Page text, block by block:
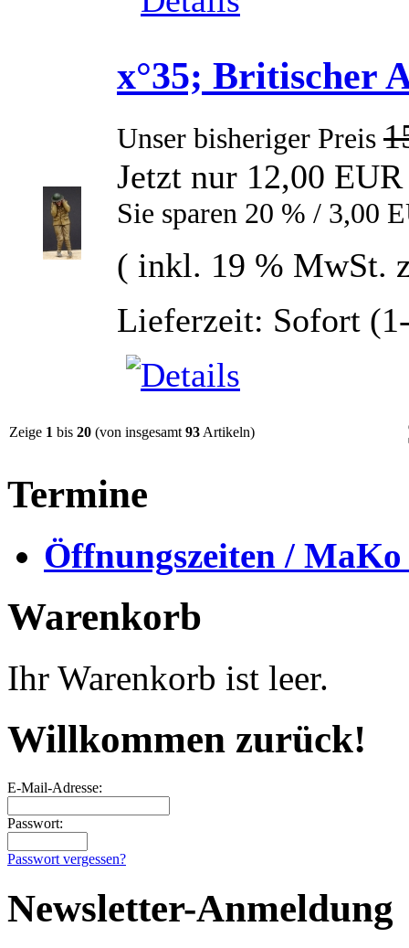
x°35; Britischer
Unser bisheriger Preis
Jetzt nur 12,00 EUR
Sie sparen 20 % / 3,00
( inkl. 19 % MwSt.
Lieferzeit: Sofort
Zeige 1 bis 20 (von insgesamt 93 Artikeln)
Termine
Öffnungszeiten /
Warenkorb
Ihr Warenkorb ist leer.
Willkommen zurück!
E-Mail-Adresse:
Passwort:
Passwort vergessen?
Newsletter-Anmeldung